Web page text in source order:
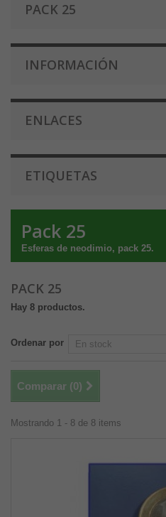
PACK 25
INFORMACIÓN
ENLACES
ETIQUETAS
Pack 25
Esferas de neodimio, pack 25.
PACK 25
Hay 8 productos.
Ordenar por
Comparar (0)
Mostrando 1 - 8 de 8 items